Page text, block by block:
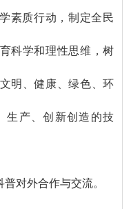
素质行动，制定全民
科学和理性思维，树
明、健康、绿色、环
生产、创新创造的技
对外合作与交流。